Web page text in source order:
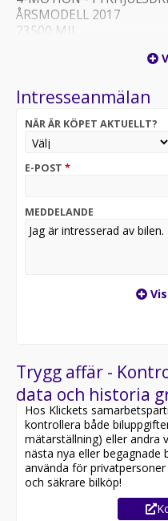
ÅRSMODELL 2017
23500 MIL
LIGHT & SIGHT PAKET
ACC -
FARTHÅLLARE - AKTIV
MOTORVÄRMARE MED
MULTIFUNKTIONSRATT
PDC - PARKERINGHJÄLP
BLUETOOTH TELEFON
LED / XENON
EL UPPVÄRMDA
EXTRA LJUS FRAM
ÅRSSKATT 4283 KR
LEVERERAS NY
KÖRNING
SVENSKSÅLD
EN TIDIGARE ÄGARE
KOMPLETT
Intresseanmälan
NÄR ÄR KÖPET AKTUELLT?
E-POST *
MEDDELANDE
Trygg affär -
data och historia
Hos Klickets
kontrollera både
mätarställning) eller andra
nästa nya eller begagnade
använda för
och säkrare bilköp!